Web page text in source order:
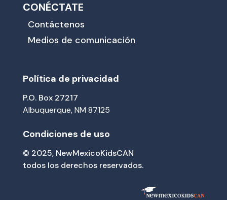
CONÉCTATE
Contáctenos
Medios de comunicación
Política de privacidad
P.O. Box 27217
Albuquerque, NM 87125
Condiciones de uso
© 2025, NewMexicoKidsCAN
todos los derechos reservados.